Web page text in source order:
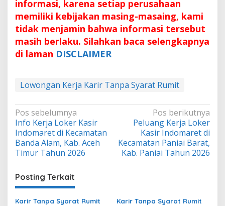
informasi, karena setiap perusahaan
memiliki kebijakan masing-masaing, kami
tidak menjamin bahwa informasi tersebut
masih berlaku. Silahkan baca selengkapnya
di laman DISCLAIMER
Lowongan Kerja Karir Tanpa Syarat Rumit
Navigasi
pos
Pos sebelumnya
Info Kerja Loker Kasir
Indomaret di Kecamatan
Banda Alam, Kab. Aceh
Timur Tahun 2026
Pos berikutnya
Peluang Kerja Loker
Kasir Indomaret di
Kecamatan Paniai Barat,
Kab. Paniai Tahun 2026
Posting Terkait
Karir Tanpa Syarat Rumit
Karir Tanpa Syarat Rumit